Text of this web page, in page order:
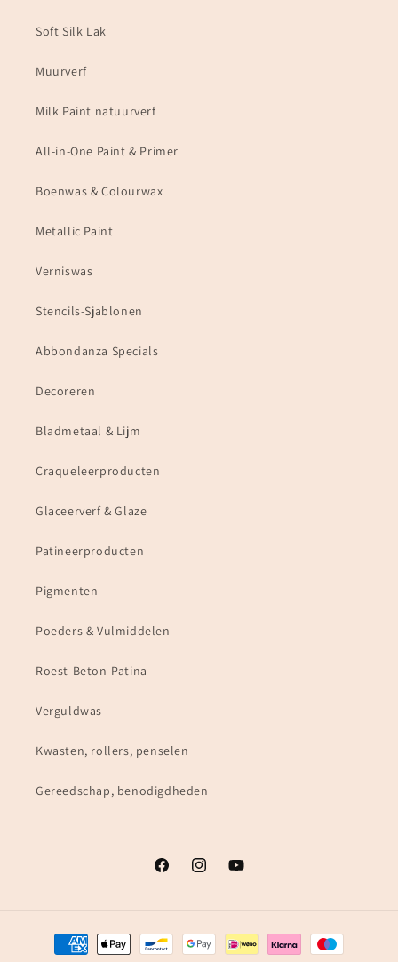
Soft Silk Lak
Muurverf
Milk Paint natuurverf
All-in-One Paint & Primer
Boenwas & Colourwax
Metallic Paint
Verniswas
Stencils-Sjablonen
Abbondanza Specials
Decoreren
Bladmetaal & Lijm
Craqueleerproducten
Glaceerverf & Glaze
Patineerproducten
Pigmenten
Poeders & Vulmiddelen
Roest-Beton-Patina
Verguldwas
Kwasten, rollers, penselen
Gereedschap, benodigdheden
FacebookInstagramYouTube
Betaalmethoden